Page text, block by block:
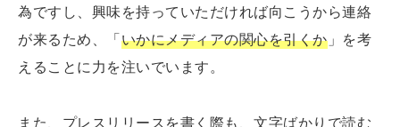
為ですし、興味を持っていただければ向こうから連絡
が来るため、「いかにメディアの関心を引くか」を考
えることに力を注いでいます。
また、プレスリリースを書く際も、文字ばかりで読む